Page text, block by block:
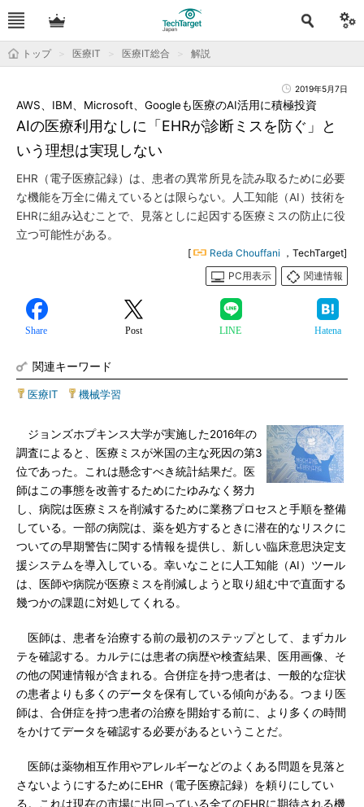
トップ 医療IT 医療IT総合 解説
2019年5月7日
AIの医療利用なしに「EHRが診断ミスを防ぐ」と
いう理想は実現しない
AWS、IBM、Microsoft、Googleも医療のAI活用に積極投資
EHR（電子医療記録）は、患者の異常所見を読み取るために必要
な機能を万全に備えているとは限らない。人工知能（AI）技術を
EHRに組み込むことで、見落としに起因する医療ミスの防止に役
立つ可能性がある。
[ Reda Chouffani ，TechTarget]
PC用表示
関連情報
Share Post LINE Hatena
関連キーワード
医療IT 機械学習
ジョンズホプキンス大学が実施した2016年の
調査によると、医療ミスが米国の主な死因の第3
位であった。これは懸念すべき統計結果だ。医
師はこの事態を改善するためにたゆみなく努力
し、病院は医療ミスを削減するために業務プロセスと手順を整備
している。一部の病院は、薬を処方するときに潜在的なリスクに
ついての早期警告に関する情報を提供し、新しい臨床意思決定支
援システムを導入している。幸いなことに人工知能（AI）ツール
は、医師や病院が医療ミスを削減しようと取り組む中で直面する
幾つかの課題に対処してくれる。
医師は、患者を治療する前の最初のステップとして、まずカル
テを確認する。カルテには患者の病歴や検査結果、医用画像、そ
の他の関連情報が含まれる。合併症を持つ患者は、一般的な症状
の患者よりも多くのデータを保有している傾向がある。つまり医
師は、合併症を持つ患者の治療を開始する前に、より多くの時間
をかけてデータを確認する必要があるということだ。
医師は薬物相互作用やアレルギーなどのよくある問題を見落と
さないようにするためにEHR（電子医療記録）を頼りにしてい
る。これは現在の市場に出回っている全てのEHRに期待される機